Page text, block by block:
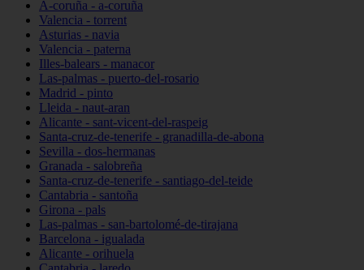
A-coruña - a-coruña
Valencia - torrent
Asturias - navia
Valencia - paterna
Illes-balears - manacor
Las-palmas - puerto-del-rosario
Madrid - pinto
Lleida - naut-aran
Alicante - sant-vicent-del-raspeig
Santa-cruz-de-tenerife - granadilla-de-abona
Sevilla - dos-hermanas
Granada - salobreña
Santa-cruz-de-tenerife - santiago-del-teide
Cantabria - santoña
Girona - pals
Las-palmas - san-bartolomé-de-tirajana
Barcelona - igualada
Alicante - orihuela